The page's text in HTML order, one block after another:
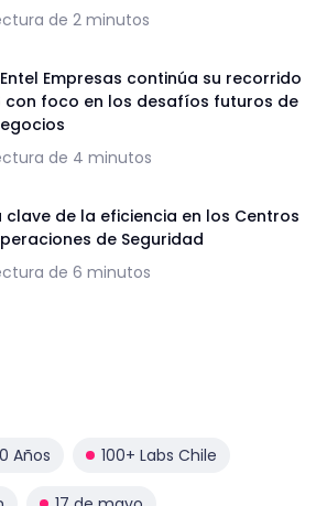
de 2 minutos
Empresas continúa su recorrido
con foco en los desafíos futuros de
de 4 minutos
clave de la eficiencia en los Centros
de Seguridad
de 6 minutos
Años 100+ Labs Chile